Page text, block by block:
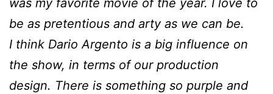
was my favorite movie of the year. I love to
be as pretentious and arty as we can be.
I think Dario Argento is a big influence on
the show, in terms of our production
design. There is something so purple and